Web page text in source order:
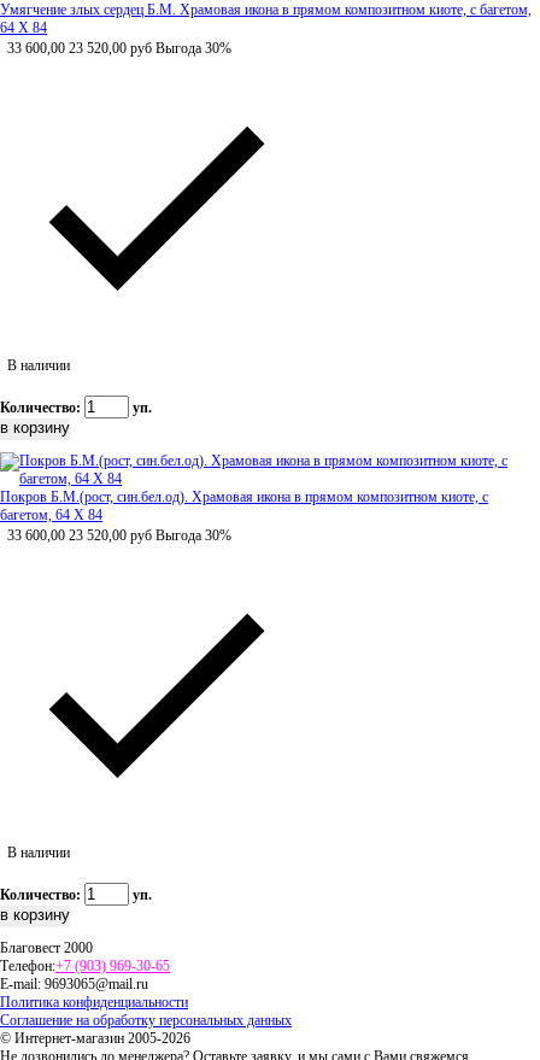
Умягчение злых сердец Б.М. Храмовая икона в прямом композитном киоте, с багетом,
64 Х 84
33 600,00 23 520,00 руб Выгода 30%
В наличии
Количество: уп.
Покров Б.М.(рост, син.бел.од). Храмовая икона в прямом композитном киоте, с
багетом, 64 Х 84
33 600,00 23 520,00 руб Выгода 30%
В наличии
Количество: уп.
Благовест 2000
Телефон:+7 (903) 969-30-65
E-mail: 9693065@mail.ru
Политика конфиденциальности
Соглашение на обработку персональных данных
© Интернет-магазин 2005-2026
Не дозвонились до менеджера? Оставьте заявку, и мы сами с Вами свяжемся.